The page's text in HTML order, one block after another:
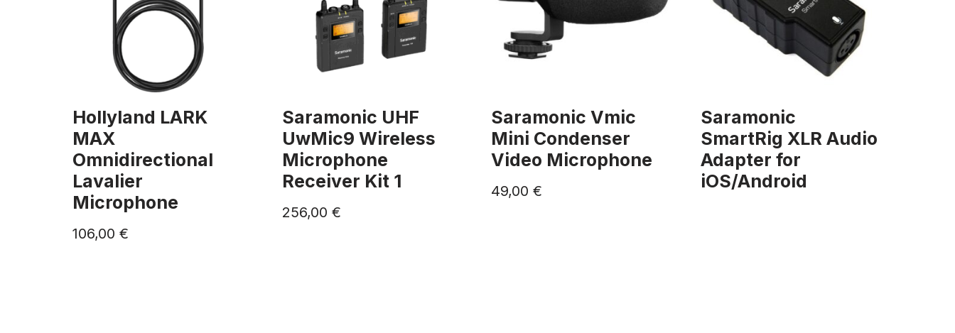
Hollyland LARK
MAX
Omnidirectional
Lavalier
Microphone
106,00 €
Saramonic UHF
UwMic9 Wireless
Microphone
Receiver Kit 1
256,00 €
Saramonic Vmic
Mini Condenser
Video Microphone
49,00€
Saramonic
SmartRig XLR Audio
Adapter for
iOS/Android